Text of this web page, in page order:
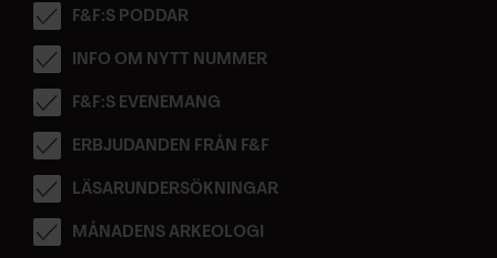
F&F:S PODDAR
INFO OM NYTT NUMMER
F&F:S EVENEMANG
ERBJUDANDEN FRÅN F&F
LÄSARUNDERSÖKNINGAR
MÅNADENS ARKEOLOGI